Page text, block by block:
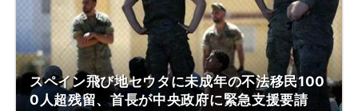
スペイン飛び地セウタに未成年の不法移民100
0人超残留、首長が中央政府に緊急支援要請